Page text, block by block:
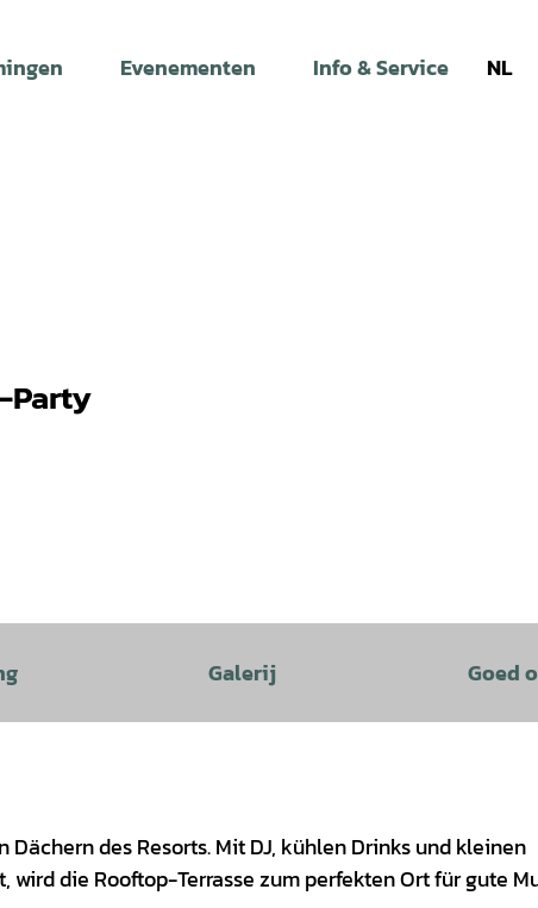
Evenementen Info & Service NL
Party
Galerij Goed
des Resorts. Mit DJ, kühlen Drinks und kleinen
die Rooftop-Terrasse zum perfekten Ort für gute